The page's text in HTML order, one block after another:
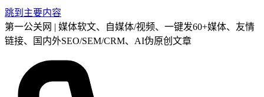
跳到主要内容
第一公关网 | 媒体软文、自媒体/视频、一键发60+媒体、友情
链接、国内外SEO/SEM/CRM、AI伪原创文章